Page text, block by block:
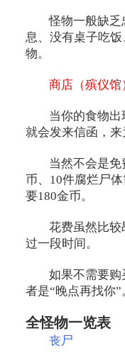
怪物一般缺
息、没有桌子吃
物。
商店（殡仪馆
当你的食物
就会发来信函，来
当然不会是
币、10件腐烂尸
要180金币。
花费虽然比
过一段时间。
如果不需要购
者是“晚点再找你”
全怪物一览表
丧尸